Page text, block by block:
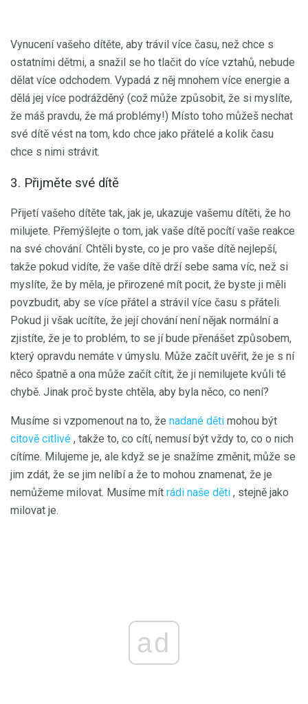
Vynucení vašeho dítěte, aby trávil více času, než chce s
ostatními dětmi, a snažil se ho tlačit do více vztahů, nebude
dělat více odchodem. Vypadá z něj mnohem více energie a
dělá jej více podrážděný (což může způsobit, že si myslíte,
že máš pravdu, že má problémy!) Místo toho můžeš nechat
své dítě vést na tom, kdo chce jako přátelé a kolik času
chce s nimi strávit.
3. Přijměte své dítě
Přijetí vašeho dítěte tak, jak je, ukazuje vašemu dítěti, že ho
milujete. Přemýšlejte o tom, jak vaše dítě pocítí vaše reakce
na své chování. Chtěli byste, co je pro vaše dítě nejlepší,
takže pokud vidíte, že vaše dítě drží sebe sama víc, než si
myslíte, že by měla, je přirozené mít pocit, že byste ji měli
povzbudit, aby se více přátel a strávil více času s přáteli.
Pokud ji však ucítíte, že její chování není nějak normální a
zjistíte, že je to problém, to se jí bude přenášet způsobem,
který opravdu nemáte v úmyslu. Může začít uvěřit, že je s ní
něco špatně a ona může začít cítit, že ji nemilujete kvůli té
chybě. Jinak proč byste chtěla, aby byla něco, co není?
Musíme si vzpomenout na to, že nadané děti mohou být
citově citlivé , takže to, co cítí, nemusí být vždy to, co o nich
cítíme. Milujeme je, ale když se je snažíme změnit, může se
jim zdát, že se jim nelíbí a že to mohou znamenat, že je
nemůžeme milovat. Musíme mít rádi naše děti , stejně jako
milovat je.
ad